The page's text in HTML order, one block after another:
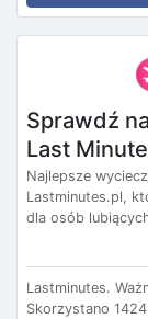
Sprawdź
Last Minute
Najlepsze
Lastminutes.pl,
dla osób
Lastminutes.
Skorzystano